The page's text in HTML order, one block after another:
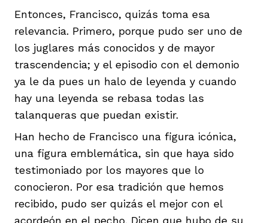
Entonces, Francisco, quizás toma esa
relevancia. Primero, porque pudo ser uno de
los juglares más conocidos y de mayor
trascendencia; y el episodio con el demonio
ya le da pues un halo de leyenda y cuando
hay una leyenda se rebasa todas las
talanqueras que puedan existir.
Han hecho de Francisco una figura icónica,
una figura emblemática, sin que haya sido
testimoniado por los mayores que lo
conocieron. Por esa tradición que hemos
recibido, pudo ser quizás el mejor con el
acordeón en el pecho. Dicen que hubo de su